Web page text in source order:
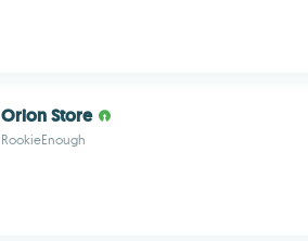
Orion Store
RookieEnough